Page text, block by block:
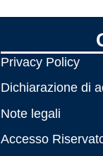
Privacy Policy
Dichiarazione di
Note legali
Accesso